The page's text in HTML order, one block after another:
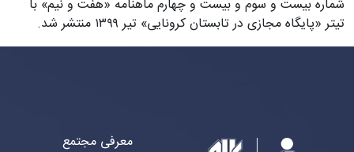
Designed and Developed by Kavano Team 2016-18
شماره بیست و سوم و بیست و چهارم ماهنامه «هفت و نیم» با
تیتر «پایگاه مجازی در تابستان کرونایی» تیر ۱۳۹۹ منتشر شد.
معرفی مجتمع